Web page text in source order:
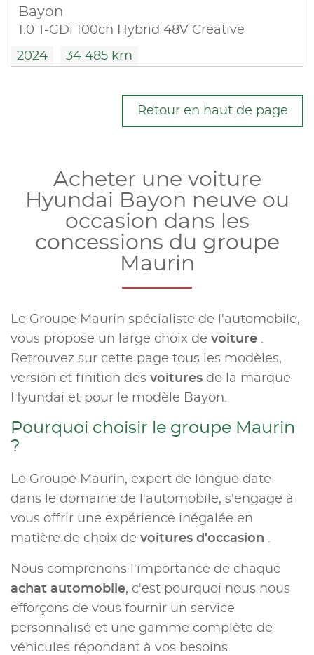
Bayon
1.0 T-GDi 100ch Hybrid 48V Creative
2024 34 485 km
Retour en haut de page
Acheter une voiture
Hyundai Bayon neuve ou
occasion dans les
concessions du groupe
Maurin
Le Groupe Maurin spécialiste de l'automobile,
vous propose un large choix de voiture .
Retrouvez sur cette page tous les modèles,
version et finition des voitures de la marque
Hyundai et pour le modèle Bayon.
Pourquoi choisir le groupe Maurin
?
Le Groupe Maurin, expert de longue date
dans le domaine de l'automobile, s'engage à
vous offrir une expérience inégalée en
matière de choix de voitures d'occasion .
Nous comprenons l'importance de chaque
achat automobile, c'est pourquoi nous nous
efforçons de vous fournir un service
personnalisé et une gamme complète de
véhicules répondant à vos besoins